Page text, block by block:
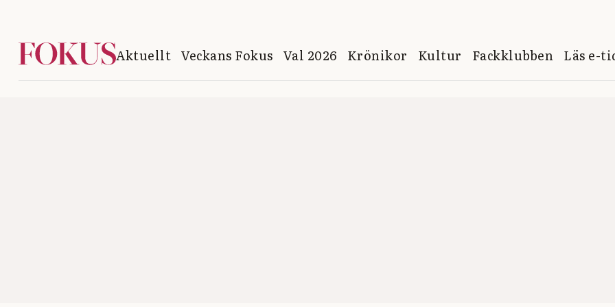
Aktuellt Veckans Fokus Val 2026 Krönikor Kultur Fackklubben Läs e-